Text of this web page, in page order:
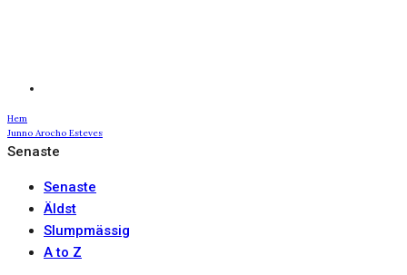
Hem
Junno Arocho Esteves
Senaste
Senaste
Äldst
Slumpmässig
A to Z